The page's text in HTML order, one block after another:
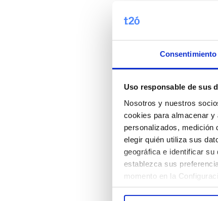
Consentimiento
Uso responsable de sus
Nosotros y nuestros
cookies para almacenar
personalizados, medición
elegir quién utiliza sus
geográfica e identificar
establezca sus
momento en la
Perfil
Según los
hombres
penetración
En cuanto a
22%,
Por otro
Users”, es